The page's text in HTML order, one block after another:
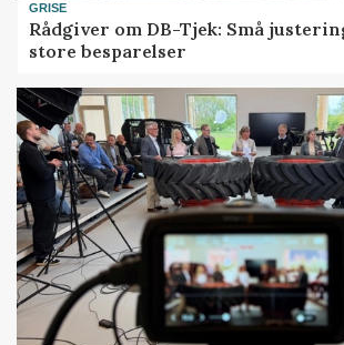
GRISE
Rådgiver om DB-Tjek: Små
store besparelser